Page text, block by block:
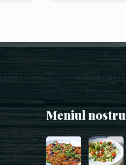
Meniul nostru